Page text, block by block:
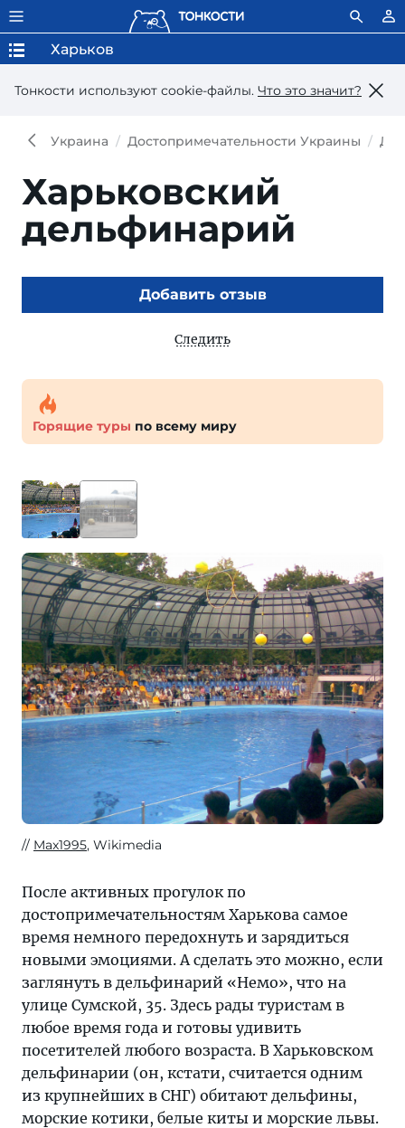
Тонкости используют сookie-файлы. Что это значит?
Харьков
Украина Достопримечательности Украины
Харьковский
дельфинарий
Добавить отзыв
Следить
Горящие туры по всему миру
Max1995, Wikimedia
После активных прогулок по
достопримечательностям Харькова самое
время немного передохнуть и зарядиться
новыми эмоциями. А сделать это можно, если
заглянуть в дельфинарий «Немо», что на
улице Сумской, 35. Здесь рады туристам в
любое время года и готовы удивить
посетителей любого возраста. В Харьковском
дельфинарии (он, кстати, считается одним
из крупнейших в СНГ) обитают дельфины,
морские котики, белые киты и морские львы.